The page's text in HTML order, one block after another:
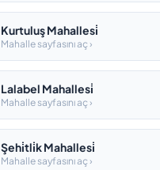
Kurtuluş Mahallesi̇
Mahalle sayfasını aç ›
Lalabel Mahallesi̇
Mahalle sayfasını aç ›
Şehi̇tli̇k Mahallesi̇
Mahalle sayfasını aç ›